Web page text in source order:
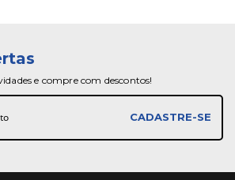
e compre com descontos!
CADASTRE-SE